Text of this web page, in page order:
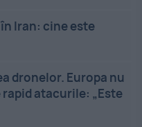
Iran: cine este
dronelor. Europa nu
atacurile: „Este